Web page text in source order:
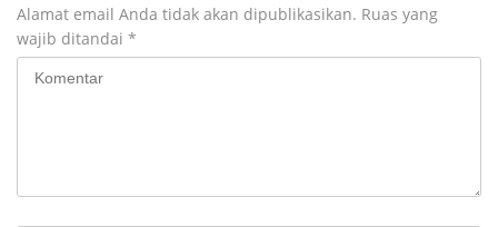
Alamat email Anda tidak akan dipublikasikan. Ruas yang
wajib ditandai *